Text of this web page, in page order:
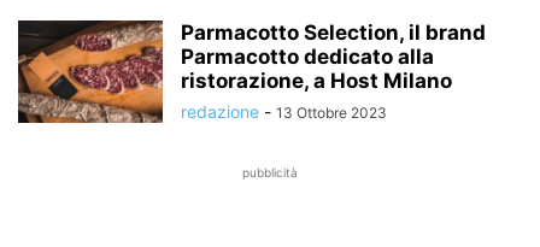
Parmacotto Selection, il brand
Parmacotto dedicato alla
ristorazione, a Host Milano
redazione - 13 Ottobre 2023
pubblicità